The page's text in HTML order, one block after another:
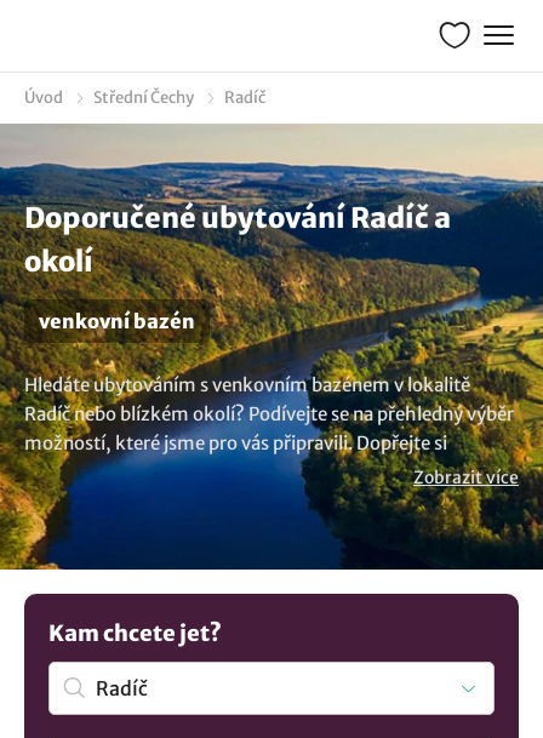
Úvod Střední Čechy Radíč
Doporučené ubytování Radíč a
okolí
venkovní bazén
Hledáte ubytováním s venkovním bazénem v lokalitě
Radíč nebo blízkém okolí? Podívejte se na přehledný výběr
možností, které jsme pro vás připravili. Dopřejte si
příjemně strávené chvíle u bazénu. Užívejte slunce a relaxu
během letní sezóny. Není nad to si odpočinout u bazénu a
užít si léta jak se patří. Nenalezli jste to pravé? Objevte další
možnosti
Zobrazit více
Kam chcete jet?